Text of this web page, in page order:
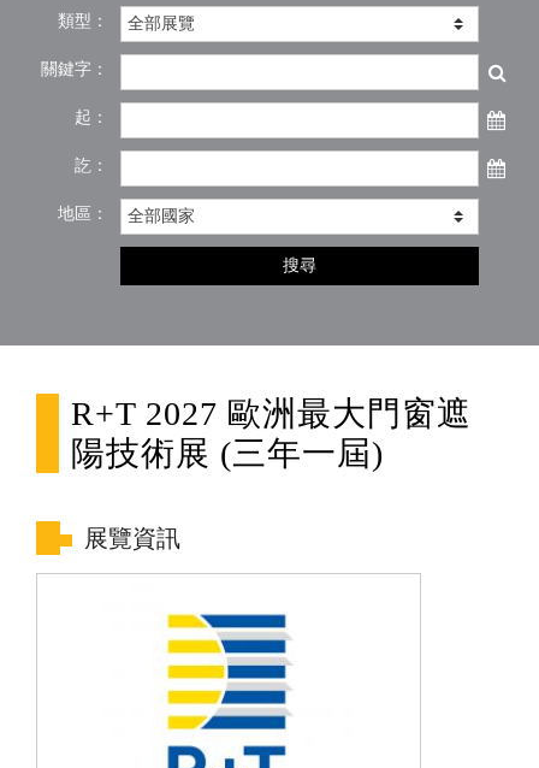
類型：
關鍵字：
起：
訖：
地區：
搜尋
R+T 2027 歐洲最大門窗遮
陽技術展 (三年一屆)
展覽資訊